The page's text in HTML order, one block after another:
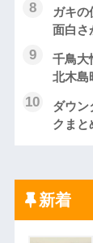
ガキ
面白さ
千鳥大
北木島
ダウン
クまと
新着